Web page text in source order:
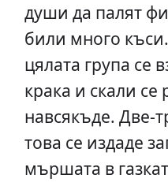
души да палят
били много
цялата група се
крака и скали се
навсякъде. Две-
това се издаде
мършата в